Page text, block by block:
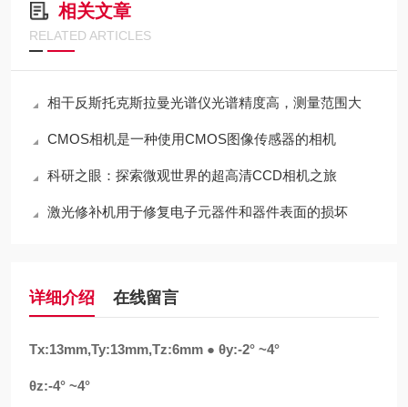
相关文章
RELATED ARTICLES
相干反斯托克斯拉曼光谱仪光谱精度高，测量范围大
CMOS相机是一种使用CMOS图像传感器的相机
科研之眼：探索微观世界的超高清CCD相机之旅
激光修补机用于修复电子元器件和器件表面的损坏
详细介绍 在线留言
Tx:13mm,Ty:13mm,Tz:6mm ● θy:-2° ~4°
θz:-4° ~4°